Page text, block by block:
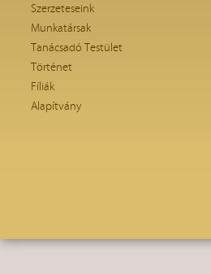
Szerzeteseink
Munkatársak
Tanácsadó Testület
Történet
Fíliák
Alapítvány